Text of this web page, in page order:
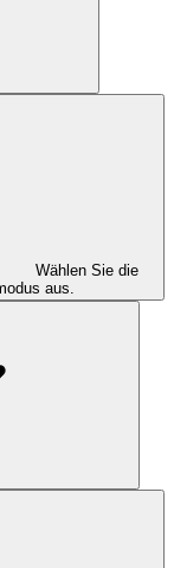
Wählen Sie die
aus.